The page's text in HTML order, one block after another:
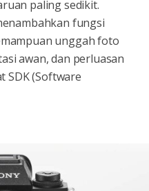
paling sedikit.
fungsi
unggah foto
awan, dan perluasan
SDK (Software